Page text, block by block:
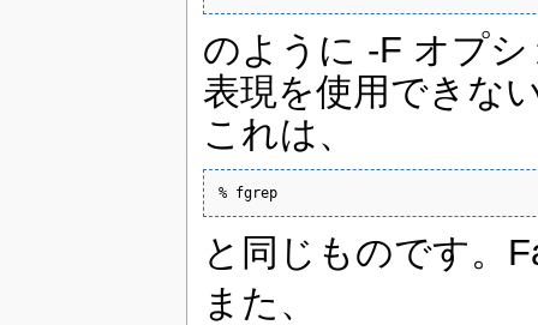
のように -F オプ
表現を使用できな
これは、
% fgrep
と同じものです。
また、